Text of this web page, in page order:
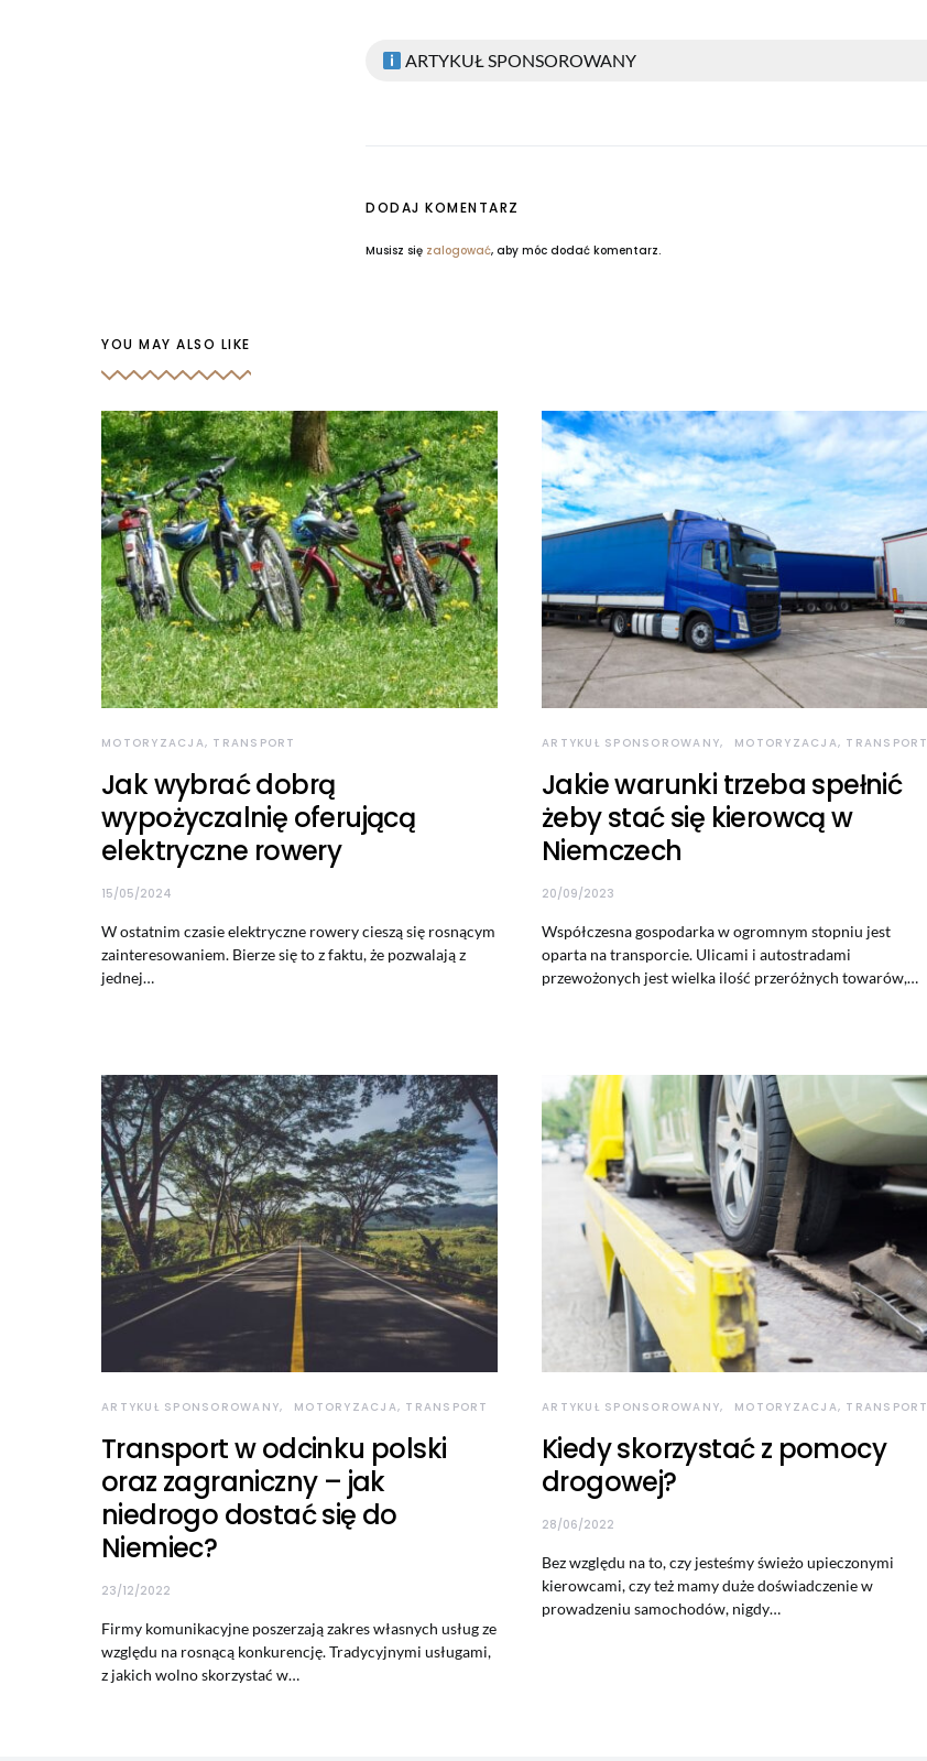
ARTYKUŁ SPONSOROWANY
DODAJ KOMENTARZ
Musisz się zalogować, aby móc dodać komentarz.
YOU MAY ALSO LIKE
MOTORYZACJA, TRANSPORT
Jak wybrać dobrą
wypożyczalnię oferującą
elektryczne rowery
15/05/2024
W ostatnim czasie elektryczne rowery cieszą się rosnącym
zainteresowaniem. Bierze się to z faktu, że pozwalają z
jednej…
ARTYKUŁ SPONSOROWANY MOTORYZACJA, TRANSPORT
Jakie warunki trzeba spełnić
żeby stać się kierowcą w
Niemczech
20/09/2023
Współczesna gospodarka w ogromnym stopniu jest
oparta na transporcie. Ulicami i autostradami
przewożonych jest wielka ilość przeróżnych towarów,…
ARTYKUŁ SPONSOROWANY MOTORYZACJA, TRANSPORT
Transport w odcinku polski
oraz zagraniczny – jak
niedrogo dostać się do
Niemiec?
23/12/2022
Firmy komunikacyjne poszerzają zakres własnych usług ze
względu na rosnącą konkurencję. Tradycyjnymi usługami,
z jakich wolno skorzystać w…
ARTYKUŁ SPONSOROWANY MOTORYZACJA, TRANSPORT
Kiedy skorzystać z pomocy
drogowej?
28/06/2022
Bez względu na to, czy jesteśmy świeżo upieczonymi
kierowcami, czy też mamy duże doświadczenie w
prowadzeniu samochodów, nigdy…